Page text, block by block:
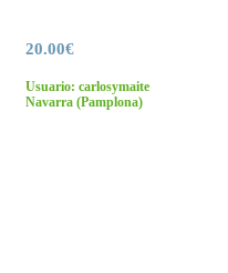
20.00€
Usuario: carlosymaite
Navarra(Pamplona)